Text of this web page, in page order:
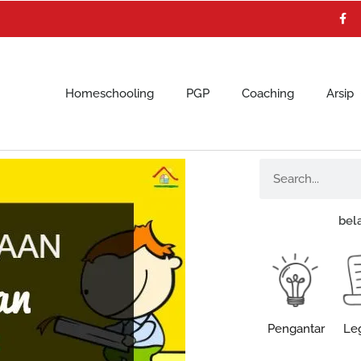
a
c
e
Homeschooling PGP Coaching Arsip
Pengantar